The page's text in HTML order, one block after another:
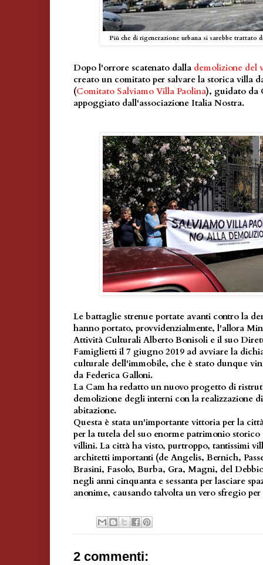
Più che di rigenerazione urbana si sarebbe trattato
Dopo l'orrore scatenato dalla demolizione del
creato un comitato per salvare la storica villa
(Comitato Salviamo Villa Paolina), guidato da
appoggiato dall'associazione Italia Nostra.
Le battaglie strenue portate avanti contro la
hanno portato, provvidenzialmente, l'allora
Attività Culturali Alberto Bonisoli e il suo
Famiglietti il 7 giugno 2019 ad avviare la
culturale dell'immobile, che è stato dunque
da Federica Galloni.
La Cam ha redatto un nuovo progetto di
demolizione degli interni con la realizzazione
abitazione.
Questa è stata un'importante vittoria per la
per la tutela del suo enorme patrimonio
villini. La città ha visto, purtroppo, tantissimi
architetti importanti (de Angelis, Bernich,
Brasini, Fasolo, Burba, Gra, Magni, del
negli anni cinquanta e sessanta per lasciare
anonime, causando talvolta un vero sfregio
2 commenti: